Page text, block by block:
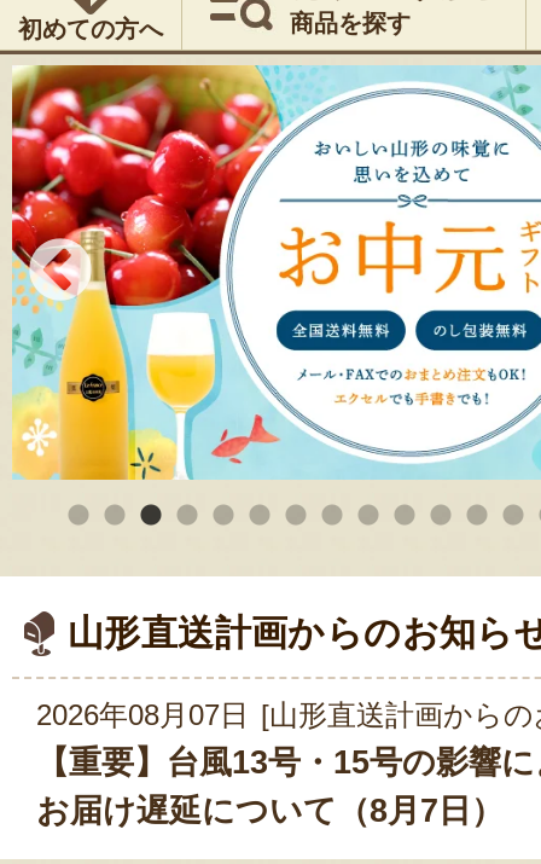
初めての方へ 商品を探す
山形直送計画からのお知ら
2026年08月07日 [山形直送計画から
【重要】台風13号・15号の影響
お届け遅延について（8月7日）